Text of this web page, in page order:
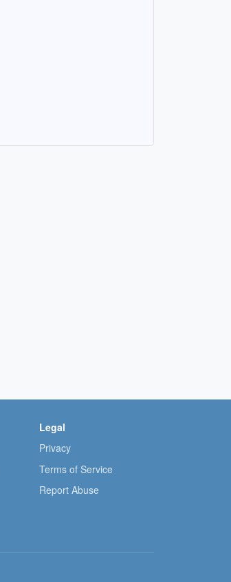
Legal
Privacy
Terms of Service
Report Abuse